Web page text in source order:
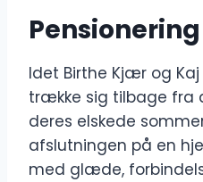
Idet Birthe Kjær og
trække sig tilbage
deres elskede
afslutningen på en
med glæde,